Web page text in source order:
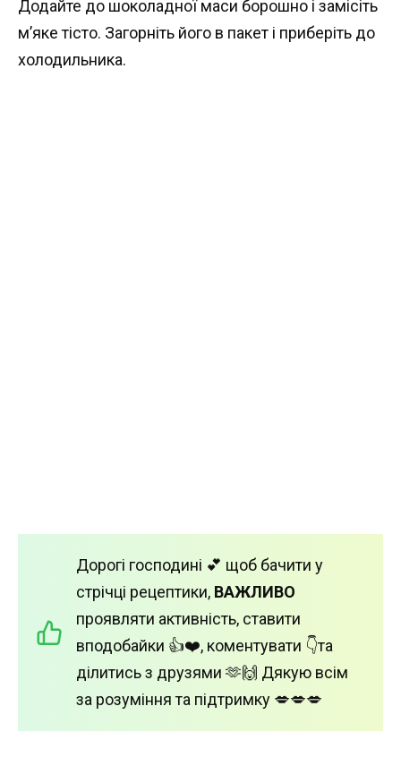
Додайте до шоколадної маси борошно і замісіть
м’яке тісто. Загорніть його в пакет і приберіть до
холодильника.
Дорогі господині 💕 щоб бачити у
стрічці рецептики, ВАЖЛИВО
проявляти активність, ставити
вподобайки 👍❤️, коментувати 👇та
ділитись з друзями 🫶🙌 Дякую всім
за розуміння та підтримку 💋💋💋